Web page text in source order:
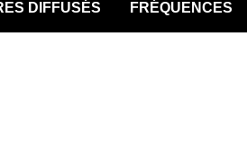
DIFFUSÉS FRÉQUENCES